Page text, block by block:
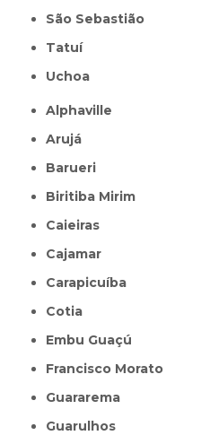
São Sebastião
Tatuí
Uchoa
Alphaville
Arujá
Barueri
Biritiba Mirim
Caieiras
Cajamar
Carapicuíba
Cotia
Embu Guaçú
Francisco Morato
Guararema
Guarulhos